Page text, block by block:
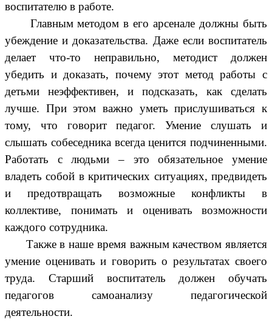
воспитателю в работе.
Главным методом в его арсенале должны быть
убеждение и доказательства. Даже если воспитатель
делает что-то неправильно, методист должен
убедить и доказать, почему этот метод работы с
детьми неэффективен, и подсказать, как сделать
лучше. При этом важно уметь прислушиваться к
тому, что говорит педагог. Умение слушать и
слышать собеседника всегда ценится подчиненными.
Работать с людьми – это обязательное умение
владеть собой в критических ситуациях, предвидеть
и предотвращать возможные конфликты в
коллективе, понимать и оценивать возможности
каждого сотрудника.
Также в наше время важным качеством является
умение оценивать и говорить о результатах своего
труда. Старший воспитатель должен обучать
педагогов самоанализу педагогической
деятельности.